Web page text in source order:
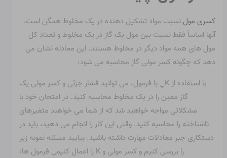
کسری مول نسبت مواد تشکیل دهنده در یک مخلوط همگن است.
آنها اساساً فقط نسبت بین مول یک گاز در یک مخلوط و تعداد کل
مول های همه مواد دیگر در مخلوط هستند. این معادله نشان می
دهد که چگونه کسر مولی گاز محاسبه می شود:
با استفاده از K
پ با فرمول، می توانید فشار جزئی و کسر مولی یک
گاز معین را در یک مخلوط محاسبه کنید. در امتحان خود با
مشکلاتی مواجه خواهید شد که از شما می خواهند متغیرهای
ناشناخته را محاسبه کنید. وقتی این کار را انجام می دهید، باید در
دستکاری جبر معادلات مهارت داشته باشید. بیایید مسئله نمونه زیر
را بررسی کنیم و کسر مولی و K را اعمال کنیم
پ فرمول ها: